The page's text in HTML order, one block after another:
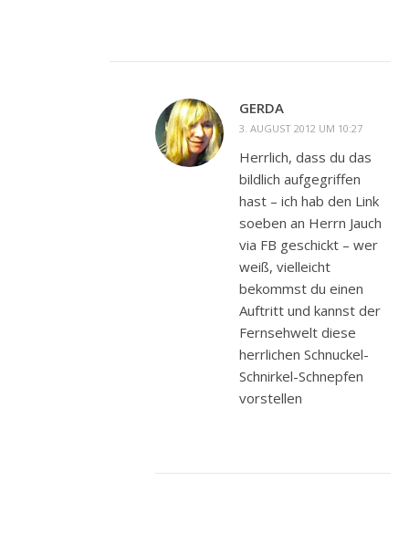
GERDA
3. AUGUST 2012 UM 10:27
Herrlich, dass du das
bildlich aufgegriffen
hast – ich hab den Link
soeben an Herrn Jauch
via FB geschickt – wer
weiß, vielleicht
bekommst du einen
Auftritt und kannst der
Fernsehwelt diese
herrlichen Schnuckel-
Schnirkel-Schnepfen
vorstellen